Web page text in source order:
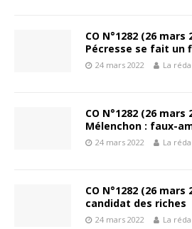
CO N°1282 (26 mars
Pécresse se fait un
24 mars 2022 La
CO N°1282 (26 mars
Mélenchon : faux-
24 mars 2022 La
CO N°1282 (26 mars
candidat des riches
24 mars 2022 La